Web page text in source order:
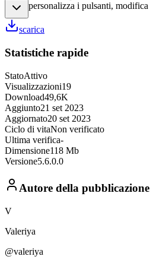
personalizza i pulsanti,
scarica
Statistiche rapide
StatoAttivo
Visualizzazioni19
Download49,6K
Aggiunto21 set 2023
Aggiornato20 set 2023
Ciclo di vitaNon verificato
Ultima verifica-
Dimensione118 Mb
Versione5.6.0.0
Autore della pubblicazione
V
Valeriya
@valeriya